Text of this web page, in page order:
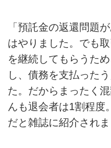
「預託金の返還問題
はやりました。でも
を継続してもらうた
し、債務を支払った
た。だからまったく
んも退会者は1割程度
だと雑誌に紹介されま